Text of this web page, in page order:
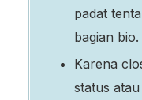
padat
bagian bio.
Karena
status